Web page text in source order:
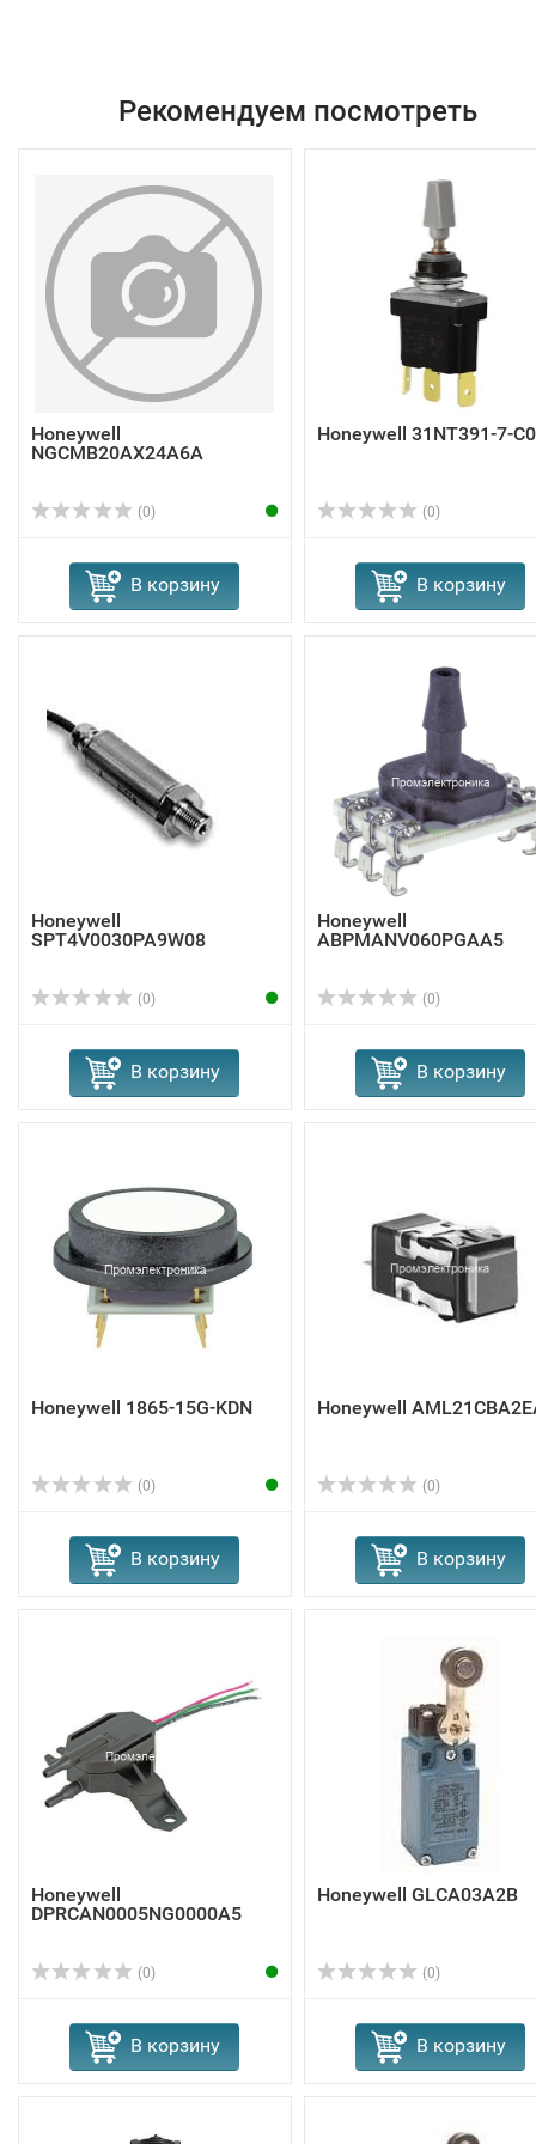
Рекомендуем посмотреть
Honeywell
NGCMB20AX24A6A
(0)
В корзину
Honeywell 31NT391-7-
(0)
В корзину
Honeywell
SPT4V0030PA9W08
(0)
В корзину
Honeywell
ABPMANV060PGAA5
(0)
В корзину
Honeywell 1865-15G-KDN
(0)
В корзину
Honeywell
(0)
В корзину
Honeywell
DPRCAN0005NG0000A5
(0)
В корзину
Honeywell GLCA03A2B
(0)
В корзину